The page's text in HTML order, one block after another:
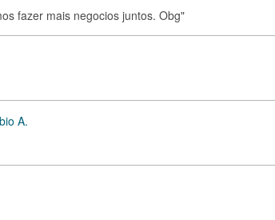
fazer mais negocios juntos. Obg"
A.